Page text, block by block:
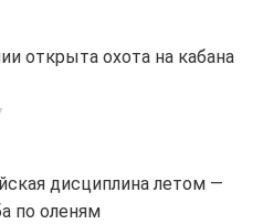
открыта охота на кабана
дисциплина летом —
по оленям